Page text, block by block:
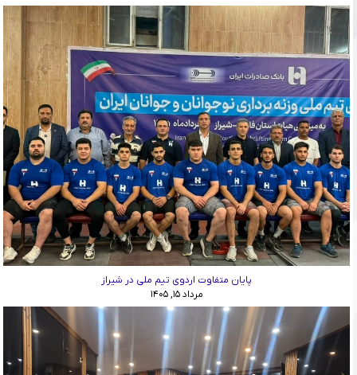
پایان متفاوت اردوی تیم ملی در شیراز
مرداد ۱۵, ۱۴۰۵